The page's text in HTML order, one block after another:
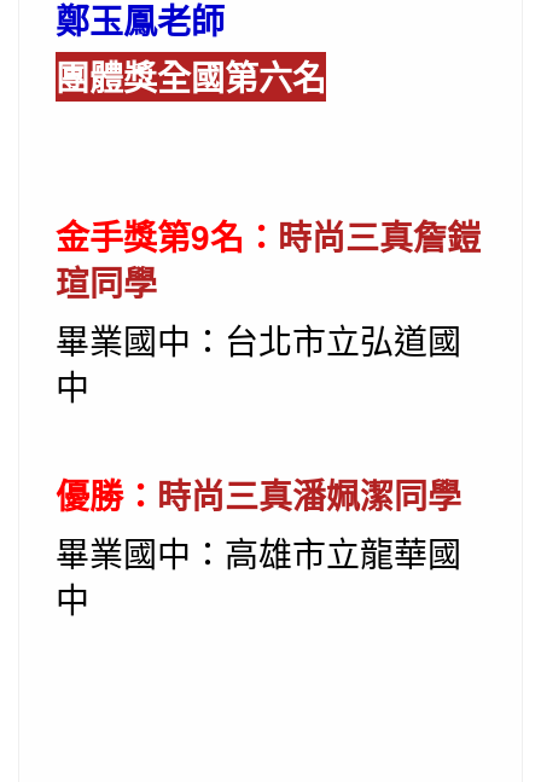
鄭玉鳳老師
團體獎全國第六名
金手獎第9名： 時尚三真詹鎧
瑄同學
畢業國中：台北市立弘道國
中
優勝： 時尚三真潘姵潔同學
畢業國中：高雄市立龍華國
中